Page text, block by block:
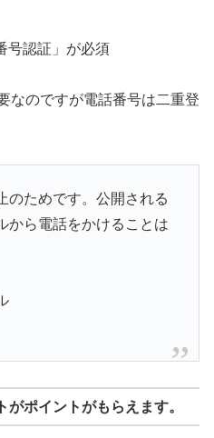
号認証」が必須
なのですが電話番号は二重登
のためです。公開される
から電話をかけることは
ポイントがもらえます。